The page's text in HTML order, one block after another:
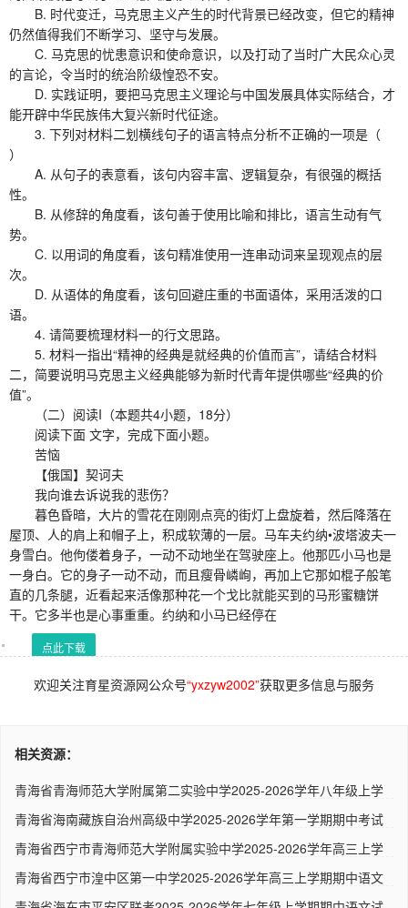
B. 时代变迁，马克思主义产生的时代背景已经改变，但它的精神
仍然值得我们不断学习、坚守与发展。
C. 马克思的忧患意识和使命意识，以及打动了当时广大民众心灵
的言论，令当时的统治阶级惶恐不安。
D. 实践证明，要把马克思主义理论与中国发展具体实际结合，才
能开辟中华民族伟大复兴新时代征途。
3. 下列对材料二划横线句子的语言特点分析不正确的一项是（
）
A. 从句子的表意看，该句内容丰富、逻辑复杂，有很强的概括
性。
B. 从修辞的角度看，该句善于使用比喻和排比，语言生动有气
势。
C. 以用词的角度看，该句精准使用一连串动词来呈现观点的层
次。
D. 从语体的角度看，该句回避庄重的书面语体，采用活泼的口
语。
4. 请简要梳理材料一的行文思路。
5. 材料一指出“精神的经典是就经典的价值而言”，请结合材料
二，简要说明马克思主义经典能够为新时代青年提供哪些“经典的价
值”。
（二）阅读I（本题共4小题，18分）
阅读下面 文字，完成下面小题。
苦恼
【俄国】契诃夫
我向谁去诉说我的悲伤？
暮色昏暗，大片的雪花在刚刚点亮的街灯上盘旋着，然后降落在
屋顶、人的肩上和帽子上，积成软薄的一层。马车夫约纳•波塔波夫一
身雪白。他佝偻着身子，一动不动地坐在驾驶座上。他那匹小马也是
一身白。它的身子一动不动，而且瘦骨嶙峋，再加上它那如棍子般笔
直的几条腿，近看起来活像那种花一个戈比就能买到的马形蜜糖饼
干。它多半也是心事重重。约纳和小马已经停在
点此下载
欢迎关注育星资源网公众号“yxzyw2002”获取更多信息与服务
相关资源：
青海省青海师范大学附属第二实验中学2025-2026学年八年级上学
青海省海南藏族自治州高级中学2025-2026学年第一学期期中考试
青海省西宁市青海师范大学附属实验中学2025-2026学年高三上学
青海省西宁市湟中区第一中学2025-2026学年高三上学期期中语文